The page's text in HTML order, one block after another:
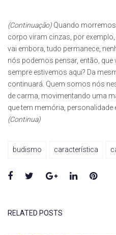
(Continuação) Quando
corpo viram cinzas, por
vai embora, tudo permanece,
nós podemos pensar, então,
sempre estivemos aqui? Da
continuará. Quem somos nós
de carma, movimentando uma
que tem memória,
(Continua)
budismo característica
Facebook
TwitterGoogle+LinkedIn
RELATED POSTS